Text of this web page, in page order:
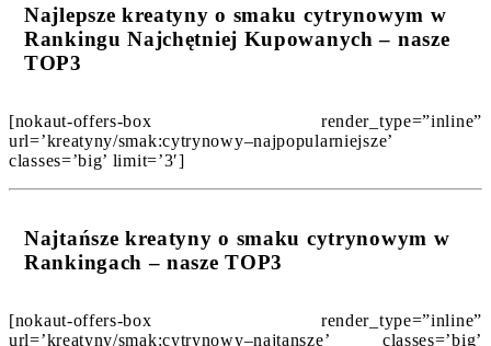
Najlepsze kreatyny o smaku cytrynowym w
Rankingu Najchętniej Kupowanych – nasze
TOP3
[nokaut-offers-box render_type=”inline”
url=’kreatyny/smak:cytrynowy–najpopularniejsze’
classes=’big’ limit=’3′]
Najtańsze kreatyny o smaku cytrynowym w
Rankingach – nasze TOP3
[nokaut-offers-box render_type=”inline”
url=’kreatyny/smak:cytrynowy–najtansze’ classes=’big’